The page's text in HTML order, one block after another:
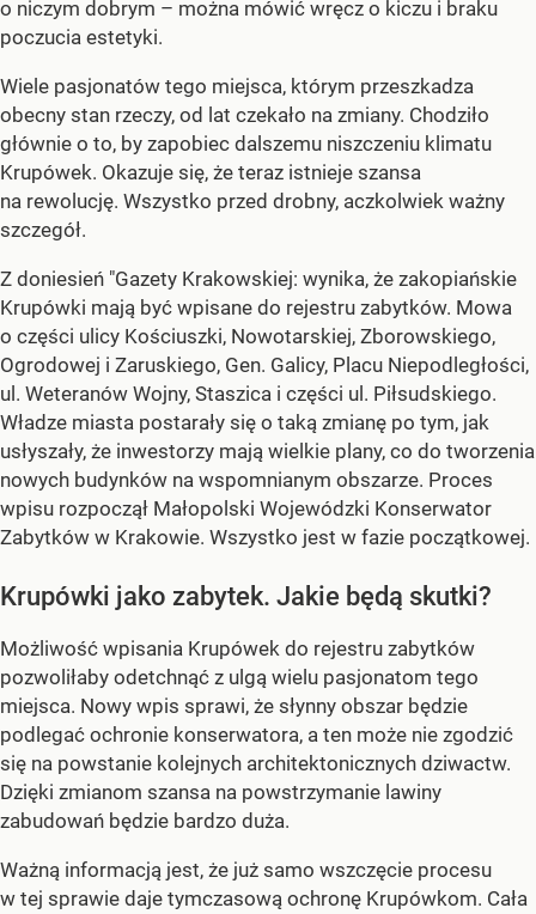
o niczym dobrym – można mówić wręcz o kiczu i braku
poczucia estetyki.
Wiele pasjonatów tego miejsca, którym przeszkadza
obecny stan rzeczy, od lat czekało na zmiany. Chodziło
głównie o to, by zapobiec dalszemu niszczeniu klimatu
Krupówek. Okazuje się, że teraz istnieje szansa
na rewolucję. Wszystko przed drobny, aczkolwiek ważny
szczegół.
Z doniesień "Gazety Krakowskiej: wynika, że zakopiańskie
Krupówki mają być wpisane do rejestru zabytków. Mowa
o części ulicy Kościuszki, Nowotarskiej, Zborowskiego,
Ogrodowej i Zaruskiego, Gen. Galicy, Placu Niepodległości,
ul. Weteranów Wojny, Staszica i części ul. Piłsudskiego.
Władze miasta postarały się o taką zmianę po tym, jak
usłyszały, że inwestorzy mają wielkie plany, co do tworzenia
nowych budynków na wspomnianym obszarze. Proces
wpisu rozpoczął Małopolski Wojewódzki Konserwator
Zabytków w Krakowie. Wszystko jest w fazie początkowej.
Krupówki jako zabytek. Jakie będą skutki?
Możliwość wpisania Krupówek do rejestru zabytków
pozwoliłaby odetchnąć z ulgą wielu pasjonatom tego
miejsca. Nowy wpis sprawi, że słynny obszar będzie
podlegać ochronie konserwatora, a ten może nie zgodzić
się na powstanie kolejnych architektonicznych dziwactw.
Dzięki zmianom szansa na powstrzymanie lawiny
zabudowań będzie bardzo duża.
Ważną informacją jest, że już samo wszczęcie procesu
w tej sprawie daje tymczasową ochronę Krupówkom. Cała